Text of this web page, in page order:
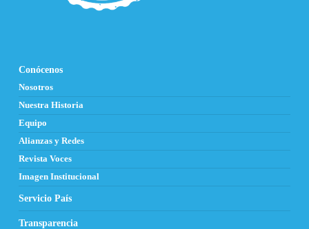
Conócenos
Nosotros
Nuestra Historia
Equipo
Alianzas y Redes
Revista Voces
Imagen Institucional
Servicio País
Transparencia